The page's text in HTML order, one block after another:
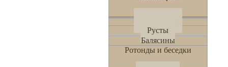
Русты
Балясины
Ротонды и беседки